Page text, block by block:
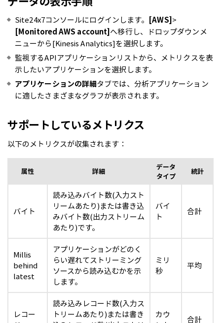
Site24x7コンソールにログインします。 [AWS]>
[Monitored AWS account]へ移行し、ドロップダウンメ
ニューから[Kinesis Analytics]を選択します。
監視するAPIアプリケーションリストから、メトリクスを表
示したいアプリケーションを選択します。
アプリケーションの詳細タブでは、分析アプリケーション
に適したさまざまなグラフが表示されます。
サポートしているメトリクス
以下のメトリクスが収集されます：
属性 詳細
データ
タイプ
統計
バイト
読み込みバイト数(入力スト
リームあたり)または書き込
みバイト数(出力ストリーム
あたり)です。
バイ
ト
合計
Millis
behind
latest
アプリケーションがどのく
らい遅れてストリーミング
ソースから読み込むかを示
します。
ミリ
秒
平均
レコー
読み込みレコード数(入力ス
トリームあたり)または書き
カウ
合計